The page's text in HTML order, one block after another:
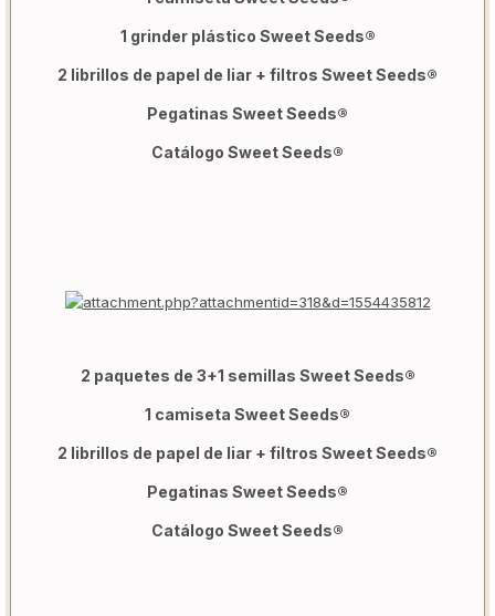
1 grinder plástico Sweet Seeds®
2 librillos de papel de liar + filtros Sweet Seeds®
Pegatinas Sweet Seeds®
Catálogo Sweet Seeds®
2 paquetes de 3+1 semillas Sweet Seeds®
1 camiseta Sweet Seeds®
2 librillos de papel de liar + filtros Sweet Seeds®
Pegatinas Sweet Seeds®
Catálogo Sweet Seeds®